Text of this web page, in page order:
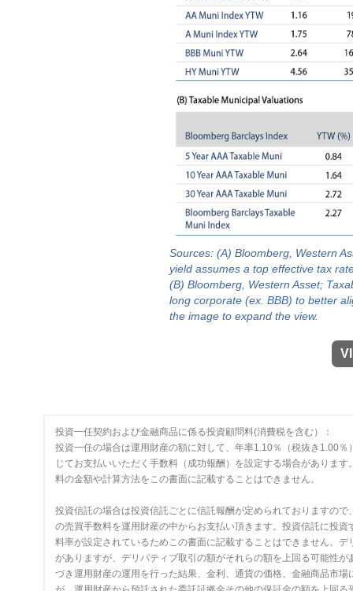
Sources: (A) Bloomberg, Western
yield assumes a top effective tax
(B) Bloomberg, Western Asset;
long corporate (ex. BBB) to better
the image to expand the view.
投資一任契約および金融商品に係る投資顧問料(消費税を含む）：
投資一任の場合は運用財産の額に対して、年率1.10％（税抜き1.00
じてお支払いいただく手数料（成功報酬）を設定する場合がありま
料の金額や計算方法をこの書面に記載することはできません。
投資信託の場合は投資信託ごとに信託報酬が定められておりますの
の売買手数料を運用財産の中からお支払い頂きます。投資信託に投
料率が設定されているためこの書面に記載することはできません。
がありますが、デリバティブ取引の額がそれらの額を上回る可能性
づき運用財産の運用を行った結果、金利、通貨の価格、金融商品市